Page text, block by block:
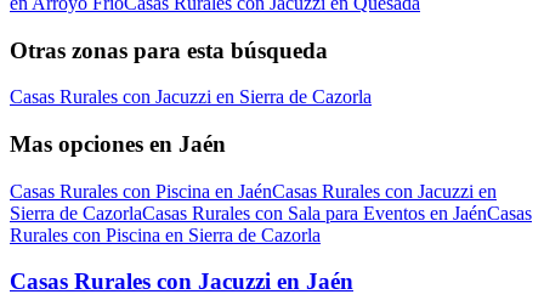
Otras zonas para esta búsqueda
Casas Rurales con Jacuzzi en Sierra de Cazorla
Mas opciones en Jaén
Casas Rurales con Piscina en JaénCasas Rurales con Jacuzzi en
Sierra de CazorlaCasas Rurales con Sala para Eventos en JaénCasas
Rurales con Piscina en Sierra de Cazorla
Casas Rurales con Jacuzzi en Jaén